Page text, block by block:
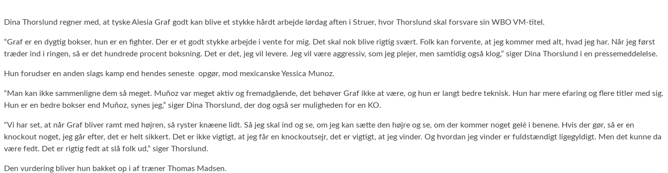
Dina Thorslund regner med, at tyske Alesia Graf godt kan blive et stykke hårdt arbejde lørdag aften i Struer, hvor Thorslund skal forsvare sin WBO VM-titel.
“Graf er en dygtig bokser, hun er en fighter. Der er et godt stykke arbejde i vente for mig. Det skal nok blive rigtig svært. Folk kan forvente, at jeg kommer med alt, hvad jeg har. Når jeg først
træder ind i ringen, så er det hundrede procent boksning. Det er det, jeg vil levere. Jeg vil være aggressiv, som jeg plejer, men samtidig også klog,” siger Dina Thorslund i en pressemeddelelse.
Hun forudser en anden slags kamp end hendes seneste opgør, mod mexicanske Yessica Munoz.
“Man kan ikke sammenligne dem så meget. Muñoz var meget aktiv og fremadgående, det behøver Graf ikke at være, og hun er langt bedre teknisk. Hun har mere efaring og flere titler med sig.
Hun er en bedre bokser end Muñoz, synes jeg,” siger Dina Thorslund, der dog også ser muligheden for en KO.
“Vi har set, at når Graf bliver ramt med højren, så ryster knæene lidt. Så jeg skal ind og se, om jeg kan sætte den højre og se, om der kommer noget gelé i benene. Hvis der gør, så er en
knockout noget, jeg går efter, det er helt sikkert. Det er ikke vigtigt, at jeg får en knockoutsejr, det er vigtigt, at jeg vinder. Og hvordan jeg vinder er fuldstændigt ligegyldigt. Men det kunne da
være fedt. Det er rigtig fedt at slå folk ud,” siger Thorslund.
Den vurdering bliver hun bakket op i af træner Thomas Madsen.